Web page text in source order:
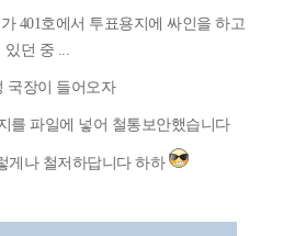
401호에서 투표용지에 싸인을 하고
있던 중 ...
국장이 들어오자
를 파일에 넣어 철통보안했습니다
게나 철저하답니다 하하